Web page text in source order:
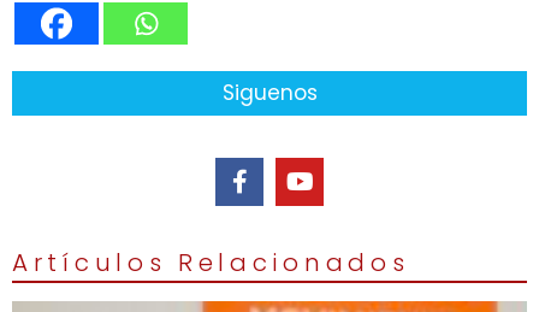
Siguenos
Artículos Relacionados